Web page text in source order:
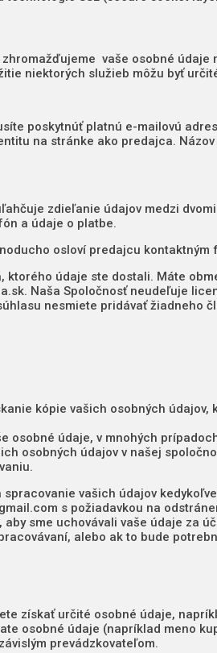
vaše osobné
niektorých služieb môžu byť
poskytnúť platnú e-mailovú
na stránke ako predajca.
zdieľanie údajov medzi
a údaje o platbe.
osloví predajcu kontaktným
ktorého údaje ste dostali. Máte
Naša Spoločnosť neudeľuje
nesmiete pridávať žiadneho
kópie vašich osobných
osobné údaje, v mnohých
osobných údajov v našej
vašich údajov
s požiadavkou na
sme uchovávali vaše údaje za
alebo ak to bude
získať určité osobné údaje,
osobné údaje (napríklad meno
prevádzkovateľom.